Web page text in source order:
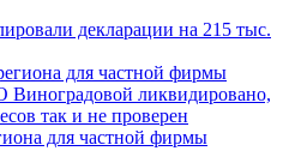
декларации на 215 тыс.
для частной фирмы